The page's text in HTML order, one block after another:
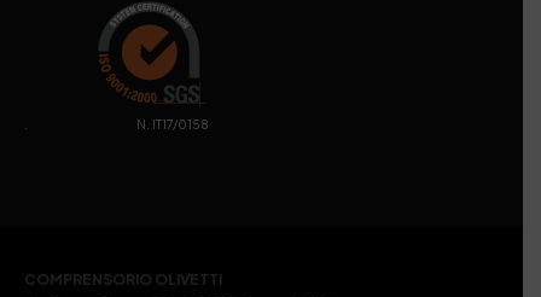
. N. IT17/0158
COMPRENSORIO OLIVETTI